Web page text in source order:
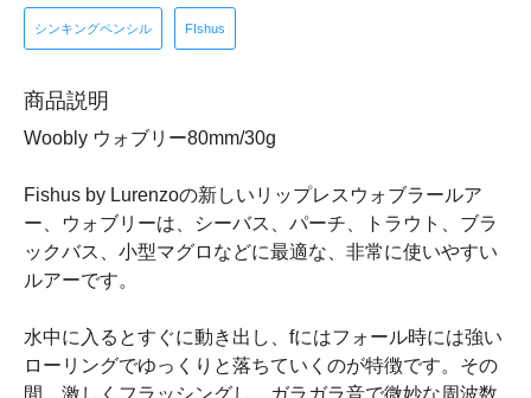
シンキングペンシル FIshus
商品説明
Woobly ウォブリー80mm/30g
Fishus by Lurenzoの新しいリップレスウォブラールア
ー、ウォブリーは、シーバス、パーチ、トラウト、ブラ
ックバス、小型マグロなどに最適な、非常に使いやすい
ルアーです。
水中に入るとすぐに動き出し、fにはフォール時には強い
ローリングでゆっくりと落ちていくのが特徴です。その
間、激しくフラッシングし、ガラガラ音で微妙な周波数